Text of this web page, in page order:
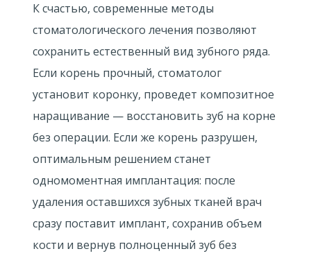
К счастью, современные методы
стоматологического лечения позволяют
сохранить естественный вид зубного ряда.
Если корень прочный, стоматолог
установит коронку, проведет композитное
наращивание — восстановить зуб на корне
без операции. Если же корень разрушен,
оптимальным решением станет
одномоментная имплантация: после
удаления оставшихся зубных тканей врач
сразу поставит имплант, сохранив объем
кости и вернув полноценный зуб без